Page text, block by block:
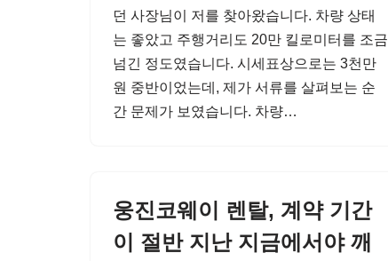
던 사장님이 저를 찾아왔습니다. 차량 상태
는 좋았고 주행거리도 20만 킬로미터를 조금
넘긴 정도였습니다. 시세표상으로는 3천만
원 중반이었는데, 제가 서류를 살펴보는 순
간 문제가 보였습니다. 차량…
웅진코웨이 렌탈, 계약 기간
이 절반 지난 지금에서야 깨